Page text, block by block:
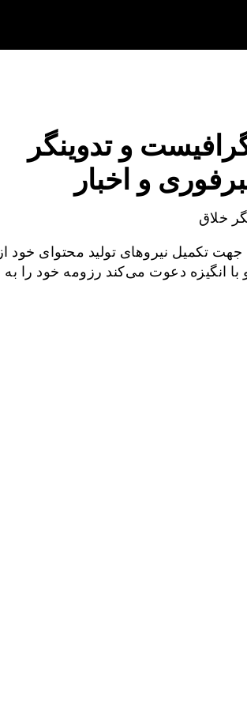
و تدوینگر
و اخبار
خلاق
تکمیل نیروهای تولید محتوای خود از
با انگیزه دعوت می‌کند رزومه خود را به